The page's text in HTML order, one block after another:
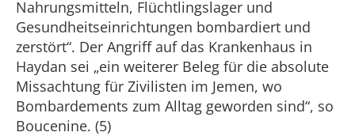
Nahrungsmitteln, Flüchtlingslager und
Gesundheitseinrichtungen bombardiert und
zerstört“. Der Angriff auf das Krankenhaus in
Haydan sei „ein weiterer Beleg für die absolute
Missachtung für Zivilisten im Jemen, wo
Bombardements zum Alltag geworden sind“, so
Boucenine. (5)